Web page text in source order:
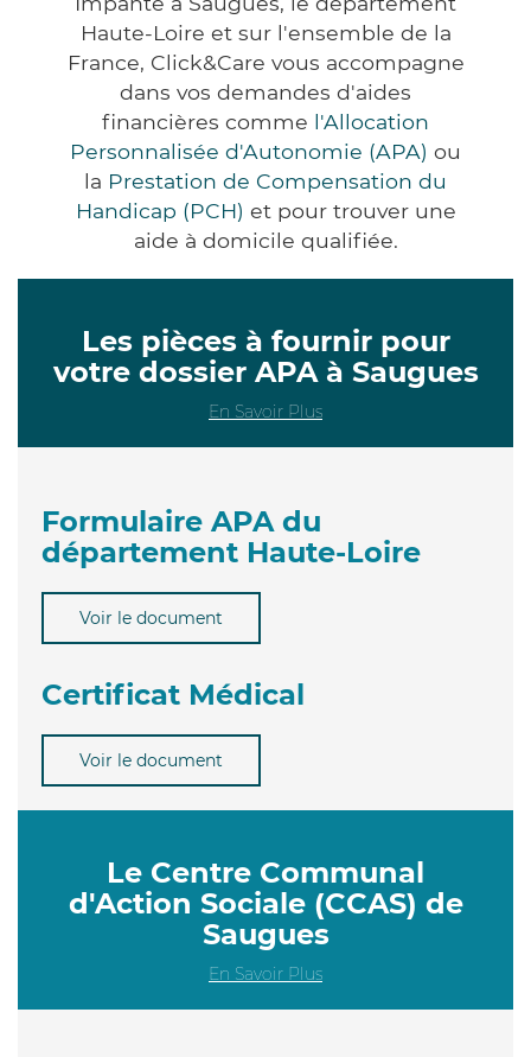
Haute-Loire et sur l'ensemble de la
France, Click&Care vous accompagne
dans vos demandes d'aides
financières comme l'Allocation
Personnalisée d'Autonomie (APA) ou
la Prestation de Compensation du
Handicap (PCH) et pour trouver une
aide à domicile qualifiée.
Les pièces à fournir pour
votre dossier APA à Saugues
En Savoir Plus
Formulaire APA du
département Haute-Loire
Voir le document
Certificat Médical
Voir le document
Le Centre Communal
d'Action Sociale (CCAS) de
Saugues
En Savoir Plus